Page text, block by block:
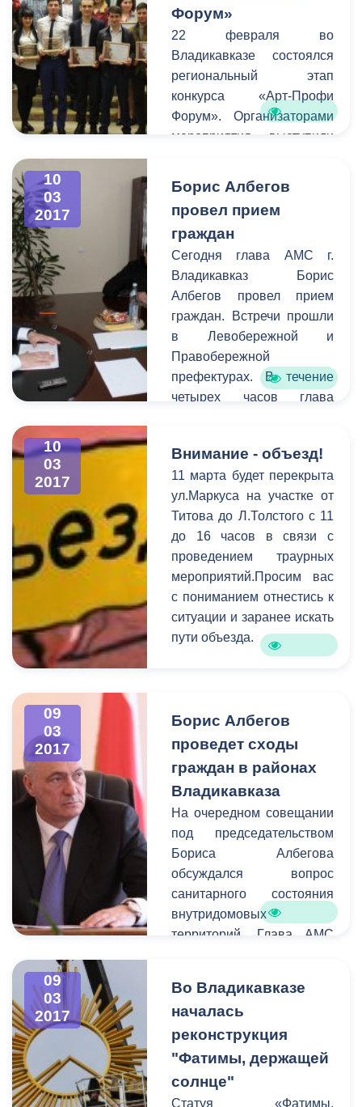
идеи и замыслы.
Накануне на этой сцене
прошло первое
мероприятие - премьера
спектакля «Лейтенант с
острова Инишмор»
ирландского драматурга
Мартина Макдонаха.
Форум»
22 февраля во
Владикавказе состоялся
региональный этап
конкурса «Арт-Профи
Форум». Организаторами
мероприятия выступили
Молодёжи и Комитет
молодежной политики,
физической культуры и
спорта АМС. В
соревновании приняли
участие студенты 16-ти
республиканских
профессиональных
образовательных
учреждений. Сегодня в
актовом зале
и призеров конкурса.
10
03
2017
Борис Албегов
провел прием
граждан
Сегодня глава АМС г.
Владикавказ Борис
Албегов провел прием
граждан. Встречи прошли
в Левобережной и
Правобережной
префектурах. В течение
четырех часов глава
Для более детального
выяснения проблем, с
которыми пришли
горожане, к разговору
были приглашены
руководители структурных
подразделений АМС.
Самыми актуальными в
ходе приема стали
коммунальные и
жилищные проблемы,
начинающих
предпринимателей, а
также благоустройство
10
03
2017
Внимание - объезд!
11 марта будет перекрыта
ул.Маркуса на участке от
Титова до Л.Толстого с 11
до 16 часов в связи с
проведением траурных
мероприятий.Просим вас
с пониманием отнестись к
ситуации и заранее искать
пути объезда.
09
03
2017
Борис Албегов
проведет сходы
граждан в районах
Владикавказа
На очередном совещании
под председательством
Бориса Албегова
обсуждался вопрос
санитарного состояния
внутридомовых
территорий. Глава АМС
жителями
многоквартирных домов.
Так как вышеуказанные
территории являются
зоной ответственности
управляющих компаний
09
03
2017
Во Владикавказе
началась
реконструкция
"Фатимы, держащей
солнце"
Статуя «Фатимы,